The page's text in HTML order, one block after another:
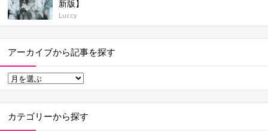
新版】
Luccy
アーカイブから記事を探す
カテゴリーから探す